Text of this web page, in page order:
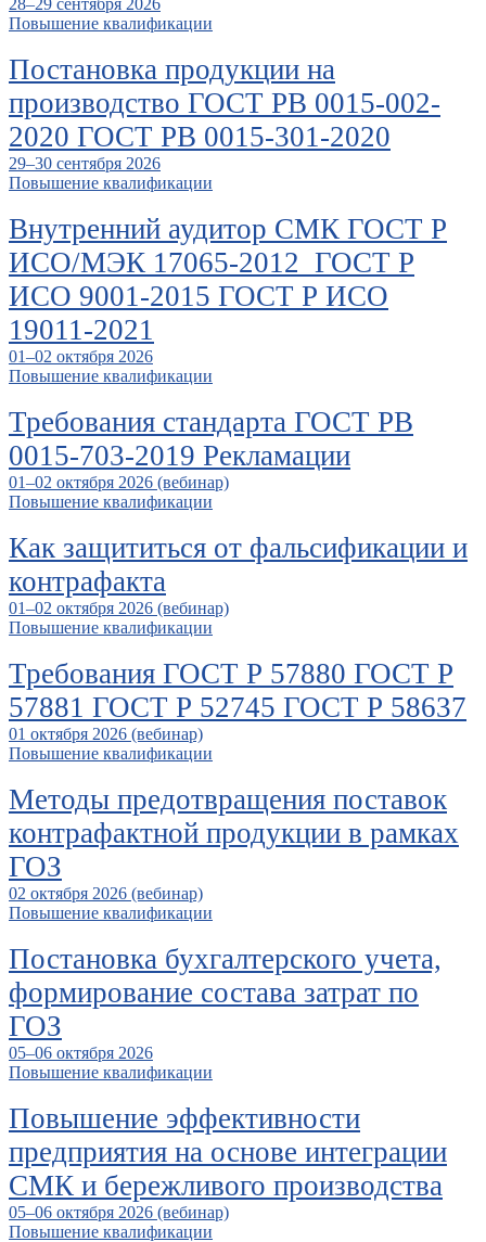
Повышение квалификации
Постановка продукции на
производство ГОСТ РВ 0015-002-
2020 ГОСТ РВ 0015-301-2020
29–30 сентября 2026
Повышение квалификации
Внутренний аудитор СМК ГОСТ Р
ИСО/МЭК 17065-2012 ГОСТ Р
ИСО 9001-2015 ГОСТ Р ИСО
19011-2021
01–02 октября 2026
Повышение квалификации
Требования стандарта ГОСТ РВ
0015-703-2019 Рекламации
01–02 октября 2026 (вебинар)
Повышение квалификации
Как защититься от фальсификации и
контрафакта
01–02 октября 2026 (вебинар)
Повышение квалификации
Требования ГОСТ Р 57880 ГОСТ Р
57881 ГОСТ Р 52745 ГОСТ Р 58637
01 октября 2026 (вебинар)
Повышение квалификации
Методы предотвращения поставок
контрафактной продукции в рамках
ГОЗ
02 октября 2026 (вебинар)
Повышение квалификации
Постановка бухгалтерского учета,
формирование состава затрат по
ГОЗ
05–06 октября 2026
Повышение квалификации
Повышение эффективности
предприятия на основе интеграции
СМК и бережливого производства
05–06 октября 2026 (вебинар)
Повышение квалификации